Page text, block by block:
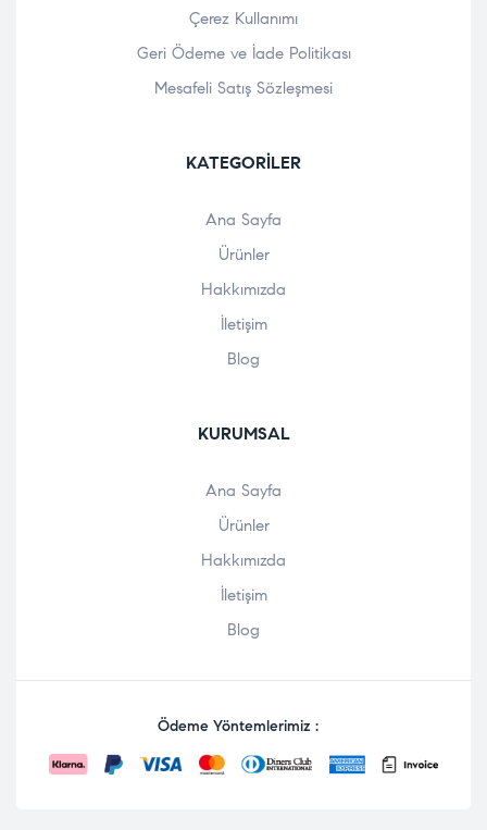
Çerez Kullanımı
Geri Ödeme ve İade Politikası
Mesafeli Satış Sözleşmesi
KATEGORILER
Ana Sayfa
Ürünler
Hakkımızda
İletişim
Blog
KURUMSAL
Ana Sayfa
Ürünler
Hakkımızda
İletişim
Blog
Ödeme Yöntemlerimiz :